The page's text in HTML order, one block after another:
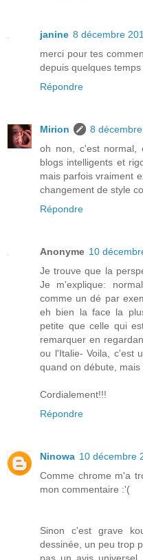
janine 8 décembre
merci pour tes
depuis quelques temps
Répondre
Mirion
8
oh non, c'est normal,
blogs intelligents et
mais parfois vraiment
changement de style
Répondre
Anonyme 10
Je trouve que la
Je m'explique:
comme un dé par
eh bien la face la
petite que celle qui
remarquer en
ou l'Italie- Voila, c'est
quand on débute,
Cordialement!!!
Répondre
Ninowa 10 décembre
Comme chrome m'a
mon commentaire :'(
Sinon c'est grave
dessinée, un peu trop
pas un avis